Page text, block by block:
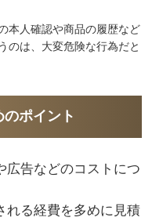
本人確認や商品の履歴など
のは、大変危険な行為だと
ポイント
広告などのコストにつ
れる経費を多めに見積